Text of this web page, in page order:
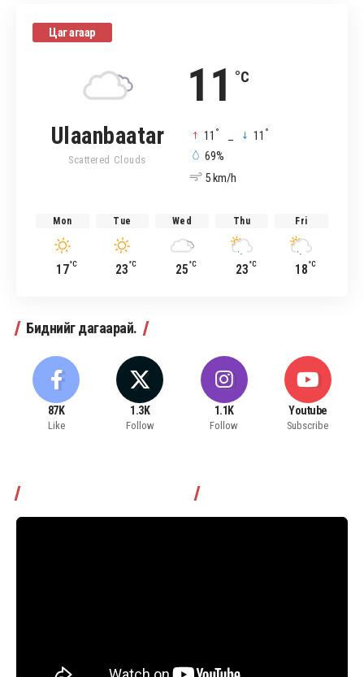
Цаг агаар
11 °C
Ulaanbaatar
Scattered Clouds
11 ° 11 °
69%
5 km/h
Mon
17°C
Tue
23°C
Wed
25°C
Thu
23°C
Fri
18°C
Биднийг дагаарай.
87K
Like
1.3K
Follow
1.1K
Follow
Youtube
Subscribe